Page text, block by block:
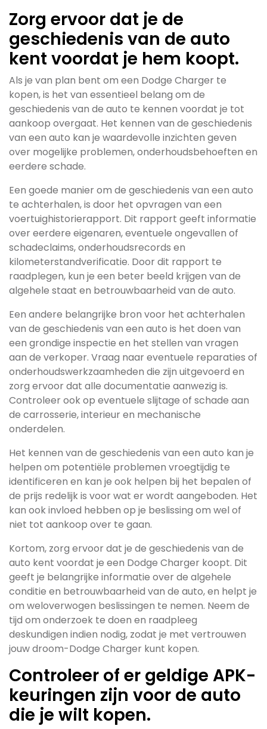
Zorg ervoor dat je de
geschiedenis van de auto
kent voordat je hem koopt.
Als je van plan bent om een Dodge Charger te
kopen, is het van essentieel belang om de
geschiedenis van de auto te kennen voordat je tot
aankoop overgaat. Het kennen van de geschiedenis
van een auto kan je waardevolle inzichten geven
over mogelijke problemen, onderhoudsbehoeften en
eerdere schade.
Een goede manier om de geschiedenis van een auto
te achterhalen, is door het opvragen van een
voertuighistorierapport. Dit rapport geeft informatie
over eerdere eigenaren, eventuele ongevallen of
schadeclaims, onderhoudsrecords en
kilometerstandverificatie. Door dit rapport te
raadplegen, kun je een beter beeld krijgen van de
algehele staat en betrouwbaarheid van de auto.
Een andere belangrijke bron voor het achterhalen
van de geschiedenis van een auto is het doen van
een grondige inspectie en het stellen van vragen
aan de verkoper. Vraag naar eventuele reparaties of
onderhoudswerkzaamheden die zijn uitgevoerd en
zorg ervoor dat alle documentatie aanwezig is.
Controleer ook op eventuele slijtage of schade aan
de carrosserie, interieur en mechanische
onderdelen.
Het kennen van de geschiedenis van een auto kan je
helpen om potentiële problemen vroegtijdig te
identificeren en kan je ook helpen bij het bepalen of
de prijs redelijk is voor wat er wordt aangeboden. Het
kan ook invloed hebben op je beslissing om wel of
niet tot aankoop over te gaan.
Kortom, zorg ervoor dat je de geschiedenis van de
auto kent voordat je een Dodge Charger koopt. Dit
geeft je belangrijke informatie over de algehele
conditie en betrouwbaarheid van de auto, en helpt je
om weloverwogen beslissingen te nemen. Neem de
tijd om onderzoek te doen en raadpleeg
deskundigen indien nodig, zodat je met vertrouwen
jouw droom-Dodge Charger kunt kopen.
Controleer of er geldige APK-
keuringen zijn voor de auto
die je wilt kopen.